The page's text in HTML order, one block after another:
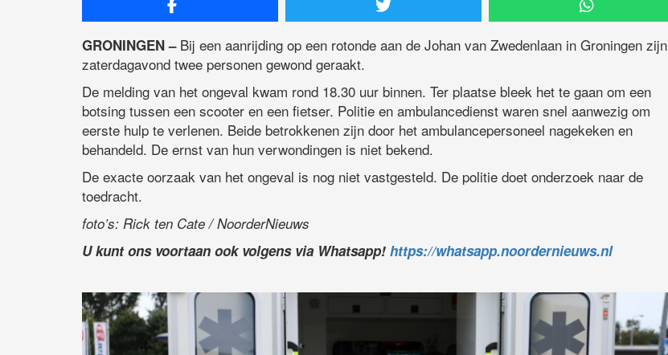
GRONINGEN –Bij een aanrijding op een rotonde aan de Johan van Zwedenlaan in Groningen zijn
zaterdagavond twee personen gewond geraakt.
De melding van het ongeval kwam rond 18.30 uur binnen. Ter plaatse bleek het te gaan om een
botsing tussen een scooter en een fietser. Politie en ambulancedienst waren snel aanwezig om
eerste hulp te verlenen. Beide betrokkenen zijn door het ambulancepersoneel nagekeken en
behandeld. De ernst van hun verwondingen is niet bekend.
De exacte oorzaak van het ongeval is nog niet vastgesteld. De politie doet onderzoek naar de
toedracht.
foto’s: Rick ten Cate / NoorderNieuws
U kunt ons voortaan ook volgens via Whatsapp! https://whatsapp.noordernieuws.nl